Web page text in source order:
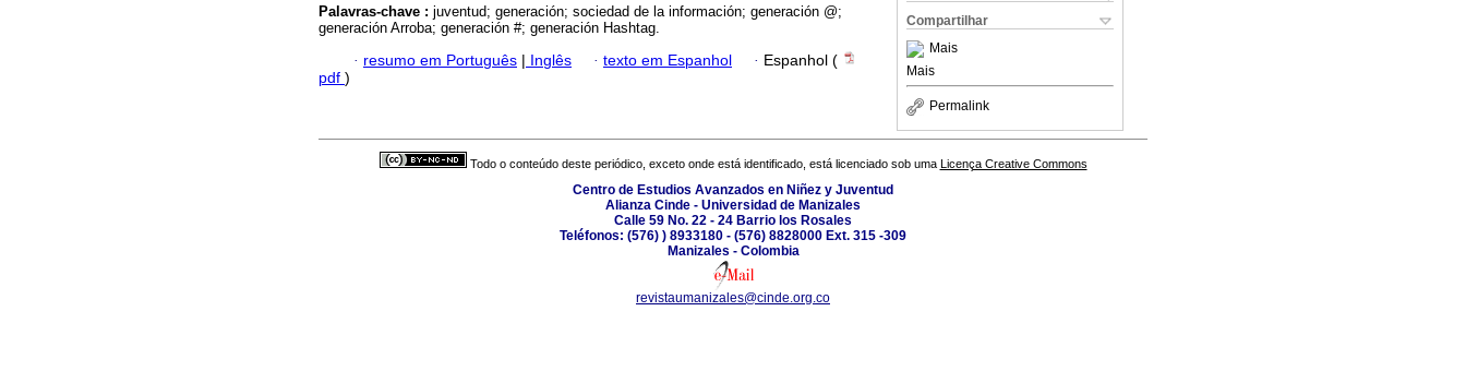
Compartilhar
Mais
Mais
Permalink
Palavras-chave : juventud; generación; sociedad de la información; generación @;
generación Arroba; generación #; generación Hashtag.
· resumo em Português Inglês · texto em Espanhol · Espanhol (
pdf )
Todo o conteúdo deste periódico, exceto onde está identificado, está licenciado sob uma Licença Creative Commons
Centro de Estudios Avanzados en Niñez y Juventud
Alianza Cinde - Universidad de Manizales
Calle 59 No. 22 - 24 Barrio los Rosales
Teléfonos: (576) ) 8933180 - (576) 8828000 Ext. 315 -309
Manizales - Colombia
revistaumanizales@cinde.org.co